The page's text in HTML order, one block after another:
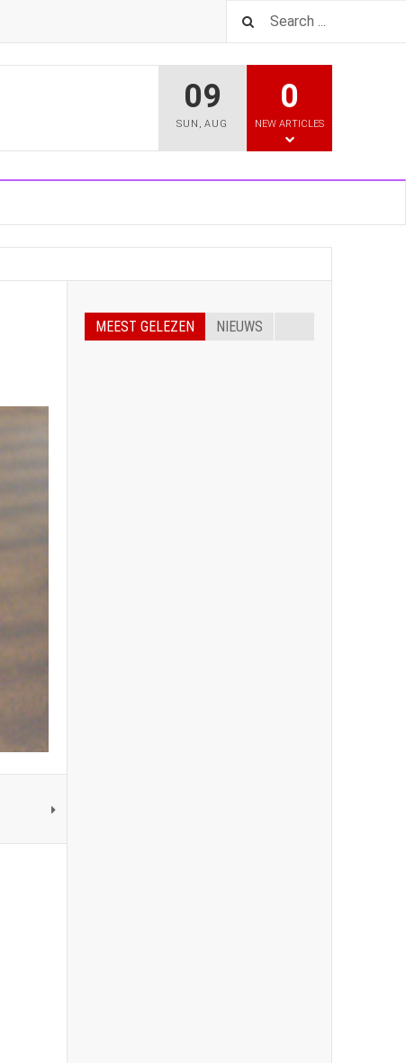
09
SUN ,AUG
0
NEW ARTICLES
MEEST GELEZEN NIEUWS